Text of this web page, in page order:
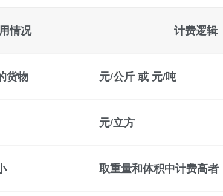
情况 计费逻辑
货物 元/公斤 或 元/吨
元/立方
取重量和体积中计费高者